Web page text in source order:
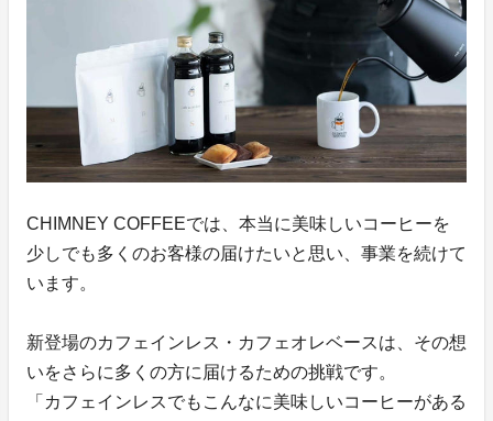
CHIMNEY COFFEEでは、本当に美味しいコーヒーを
少しでも多くのお客様の届けたいと思い、事業を続けて
います。
新登場のカフェインレス・カフェオレベースは、その想
いをさらに多くの方に届けるための挑戦です。
「カフェインレスでもこんなに美味しいコーヒーがある